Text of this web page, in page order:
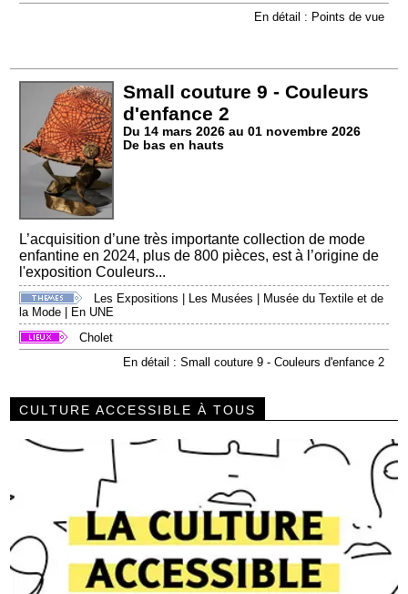
En détail : Points de vue
Small couture 9 - Couleurs
d'enfance 2
Du 14 mars 2026 au 01 novembre 2026
De bas en hauts
L’acquisition d’une très importante collection de mode
enfantine en 2024, plus de 800 pièces, est à l’origine de
l'exposition Couleurs...
Les Expositions Les Musées
Musée du Textile et de
la Mode
En UNE
Cholet
En détail : Small couture 9 - Couleurs d'enfance 2
CULTURE ACCESSIBLE À TOUS